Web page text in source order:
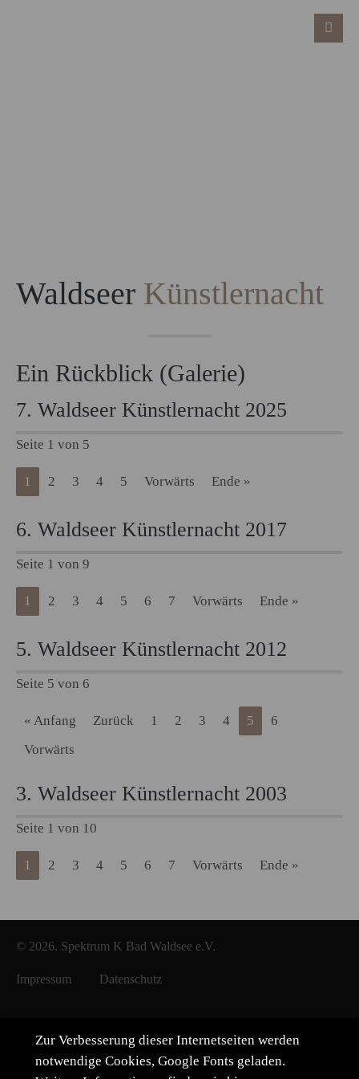
Waldseer Künstlernacht
Ein Rückblick (Galerie)
7. Waldseer Künstlernacht 2025
Seite 1 von 5
1 2 3 4 5 Vorwärts Ende »
6. Waldseer Künstlernacht 2017
Seite 1 von 9
1 2 3 4 5 6 7 Vorwärts Ende »
5. Waldseer Künstlernacht 2012
Seite 5 von 6
« Anfang Zurück 1 2 3 4 5
6
Vorwärts
3. Waldseer Künstlernacht 2003
Seite 1 von 10
1 2 3 4 5 6 7 Vorwärts Ende »
© 2026. Spektrum K Bad Waldsee e.V.
Impressum Datenschutz
Zur Verbesserung dieser Internetseiten werden
notwendige Cookies, Google Fonts geladen.